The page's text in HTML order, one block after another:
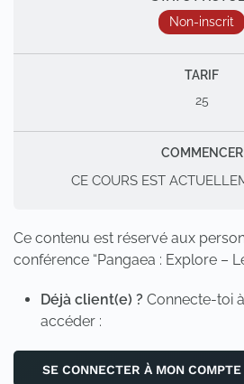
Non-inscrit
TARIF
25
COMMENCER
CE COURS EST
Ce contenu est réservé aux
conférence “Pangaea : Explore –
Déjà client(e) ? Connecte-toi
accéder :
SE CONNECTER À MON COMPTE